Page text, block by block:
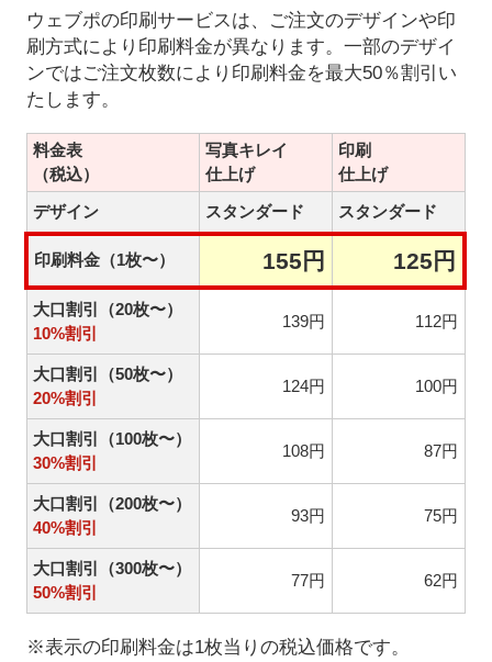
ウェブポの印刷サービスは、ご注文のデザインや印
刷方式により印刷料金が異なります。一部のデザイ
ンではご注文枚数により印刷料金を最大50％割引い
たします。
料金表
（税込）
写真キレイ
仕上げ
印刷
仕上げ
デザイン
スタンダード スタンダード
印刷料金（1枚〜） 155円 125円
大口割引（20枚〜）
10%割引
139円 112円
大口割引（50枚〜）
20%割引
124円 100円
大口割引（100枚〜）
30%割引
108円 87円
大口割引（200枚〜）
40%割引
93円 75円
大口割引（300枚〜）
50%割引
77円 62円
※表示の印刷料金は1枚当りの税込価格です。